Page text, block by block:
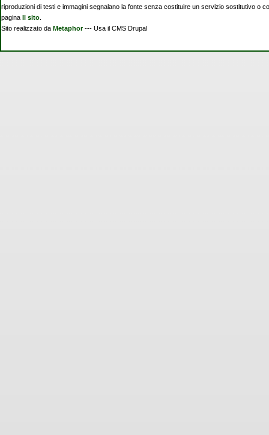
riproduzioni di testi e immagini segnalano la fonte senza costituire un servizio sostitutivo o
pagina Il sito
Sito realizzato da Metaphor--- Usa il CMS Drupal